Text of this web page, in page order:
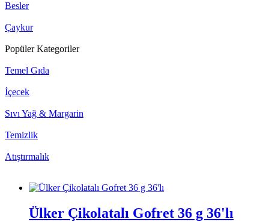
Besler
Çaykur
Popüler Kategoriler
Temel Gıda
İçecek
Sıvı Yağ & Margarin
Temizlik
Atıştırmalık
Ülker Çikolatalı Gofret 36 g 36'lı